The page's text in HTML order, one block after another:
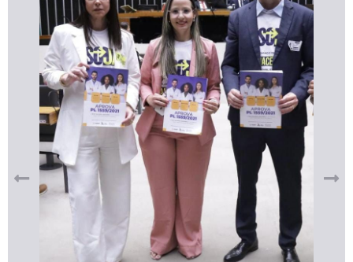
CRF-AL reforça importância do
farmacêutico em nova resolução
da Anvisa sobre medicamentos à
base de Cannabis
29 de janeiro de 2026
Veja mais notícias